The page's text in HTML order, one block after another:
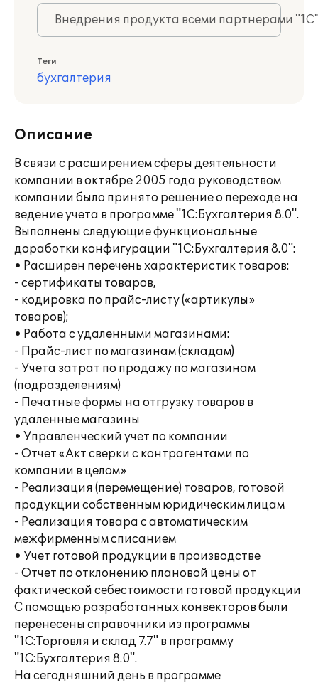
Внедрения продукта всеми партнерами
Теги
бухгалтерия
Описание
В связи с расширением сферы деятельности
компании в октябре 2005 года руководством
компании было принято решение о переходе на
ведение учета в программе "1С:Бухгалтерия 8.0".
Выполнены следующие функциональные
доработки конфигурации "1С:Бухгалтерия 8.0":
• Расширен перечень характеристик товаров:
- сертификаты товаров,
- кодировка по прайс-листу («артикулы»
товаров);
• Работа с удаленными магазинами:
- Прайс-лист по магазинам (складам)
- Учета затрат по продажу по магазинам
(подразделениям)
- Печатные формы на отгрузку товаров в
удаленные магазины
• Управленческий учет по компании
- Отчет «Акт сверки с контрагентами по
компании в целом»
- Реализация (перемещение) товаров, готовой
продукции собственным юридическим лицам
- Реализация товара с автоматическим
межфирменным списанием
• Учет готовой продукции в производстве
- Отчет по отклонению плановой цены от
фактической себестоимости готовой продукции
С помощью разработанных конвекторов были
перенесены справочники из программы
"1С:Торговля и склад 7.7" в программу
"1С:Бухгалтерия 8.0".
На сегодняшний день в программе